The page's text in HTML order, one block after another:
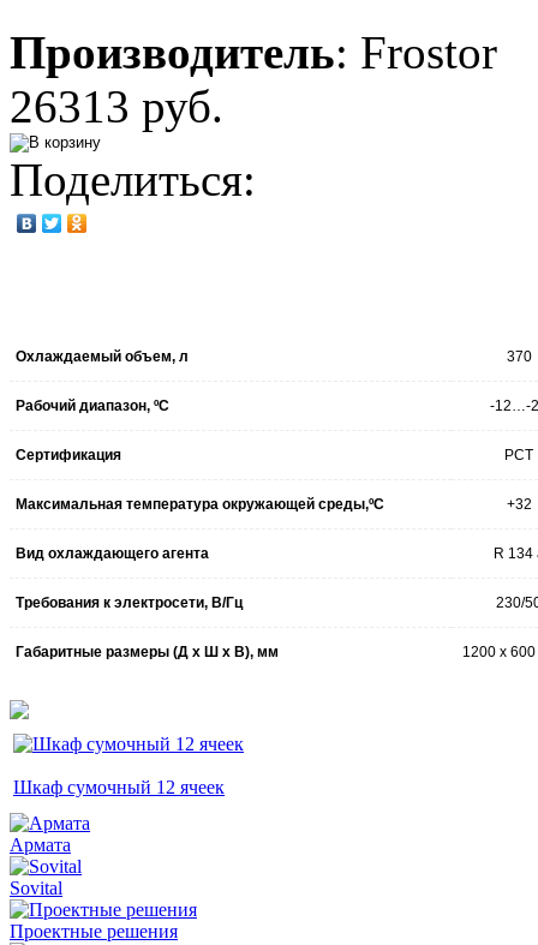
Производитель: Frostor
26313 руб.
Поделиться:
Охлаждаемый объем, л 370
Рабочий диапазон, ºC -12…-
Сертификация РСТ
Максимальная температура окружающей среды,ºC +32
Вид охлаждающего агента R 134
Требования к электросети, В/Гц 230/
Габаритные размеры (Д x Ш x В), мм 1200 х
Шкаф сумочный 12 ячеек
Армата
Sovital
Проектные решения